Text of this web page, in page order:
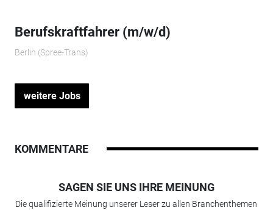
Berufskraftfahrer (m/w/d)
Berlin (Spree-Trans)
weitere Jobs
KOMMENTARE
SAGEN SIE UNS IHRE MEINUNG
Die qualifizierte Meinung unserer Leser zu allen Branchenthemen